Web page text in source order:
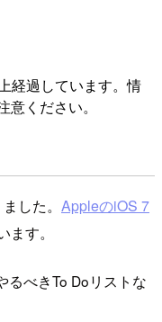
経過しています。情
ください。
した。 AppleのiOS 7
す。
るべきTo Doリストな